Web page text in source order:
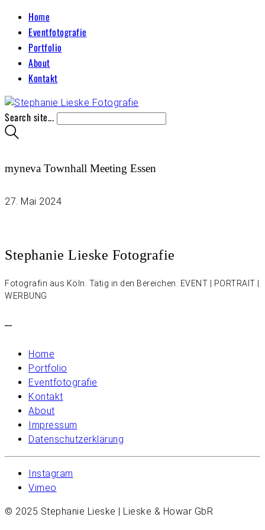
Home
Eventfotografie
Portfolio
About
Kontakt
Search site...
myneva Townhall Meeting Essen
27. Mai 2024
Stephanie Lieske Fotografie
Fotografin aus Köln. Tätig in den Bereichen: EVENT | PORTRAIT |
WERBUNG
–
Home
Portfolio
Eventfotografie
Kontakt
About
Impressum
Datenschutzerklärung
Instagram
Vimeo
© 2025 Stephanie Lieske | Lieske & Howar GbR